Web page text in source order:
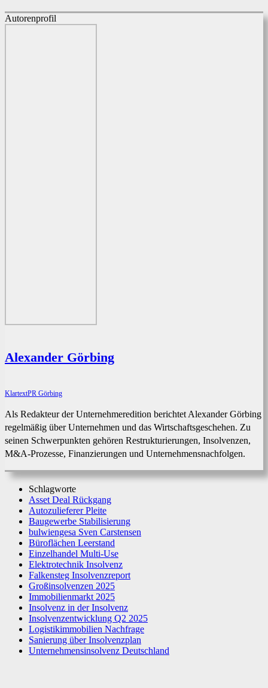
Autorenprofil
Alexander Görbing
KlartextPR Görbing
Als Redakteur der Unternehmeredition berichtet Alexander Görbing
regelmäßig über Unternehmen und das Wirtschaftsgeschehen. Zu
seinen Schwerpunkten gehören Restrukturierungen, Insolvenzen,
M&A-Prozesse, Finanzierungen und Unternehmensnachfolgen.
Schlagworte
Asset Deal Rückgang
Autozulieferer Pleite
Baugewerbe Stabilisierung
bulwiengesa Sven Carstensen
Büroflächen Leerstand
Einzelhandel Multi-Use
Elektrotechnik Insolvenz
Falkensteg Insolvenzreport
Großinsolvenzen 2025
Immobilienmarkt 2025
Insolvenz in der Insolvenz
Insolvenzentwicklung Q2 2025
Logistikimmobilien Nachfrage
Sanierung über Insolvenzplan
Unternehmensinsolvenz Deutschland